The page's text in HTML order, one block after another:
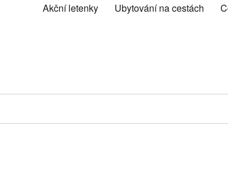
Akční letenky Ubytování na cestách